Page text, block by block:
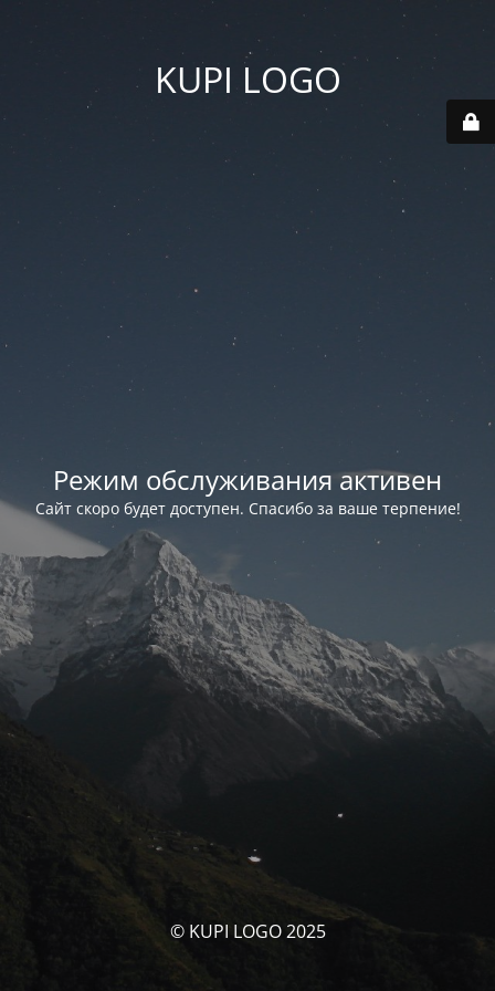
KUPI LOGO
Режим обслуживания активен
Сайт скоро будет доступен. Спасибо за ваше терпение!
© KUPI LOGO 2025